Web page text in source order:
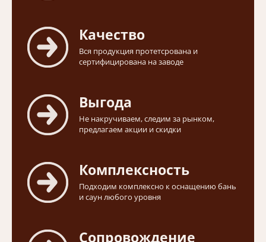
Качество
Вся продукция протетсрована и
сертифицирована на заводе
Выгода
Не накручиваем, следим за рынком,
предлагаем акции и скидки
Комплексность
Подходим комплексно к оснащению бань
и саун любого уровня
Сопровождение